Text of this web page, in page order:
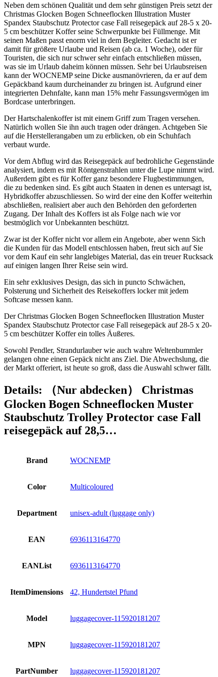
Neben dem schönen Qualität und dem sehr günstigen Preis setzt der
Christmas Glocken Bogen Schneeflocken Illustration Muster
Spandex Staubschutz Protector case Fall reisegepäck auf 28-5 x 20-
5 cm beschützer Koffer seine Schwerpunkte bei Füllmenge. Mit
seinen Maßen passt enorm viel in dem Begleiter. Gedacht ist er
damit für größere Urlaube und Reisen (ab ca. 1 Woche), oder für
Touristen, die sich nur schwer sehr einfach entschließen müssen,
was sie im Urlaub daheim können müssen. Sehr bei Urlaubsreisen
kann der WOCNEMP seine Dicke ausmanövrieren, da er auf dem
Gepäckband kaum durcheinander zu bringen ist. Aufgrund einer
integrierten Dehnfalte, kann man 15% mehr Fassungsvermögen im
Bordcase unterbringen.
Der Hartschalenkoffer ist mit einem Griff zum Tragen versehen.
Natürlich wollen Sie ihn auch tragen oder drängen. Achtgeben Sie
auf die Herstellerangaben um zu erblicken, ob ein Schuhfach
verbaut wurde.
Vor dem Abflug wird das Reisegepäck auf bedrohliche Gegenstände
analysiert, indem es mit Röntgenstrahlen unter die Lupe nimmt wird.
Außerdem gibt es für Koffer ganz besondere Flugbestimmungen,
die zu bedenken sind. Es gibt auch Staaten in denen es untersagt ist,
Hybridkoffer abzuschliessen. So wird der eine den Koffer weiterhin
abschließen, realisiert aber auch den Behörden den geforderten
Zugang. Der Inhalt des Koffers ist als Folge nach wie vor
bestmöglich vor Unbekannten beschützt.
Zwar ist der Koffer nicht vor allem ein Angebote, aber wenn Sich
die Kunden für das Modell entschlossen haben, freut sich auf Sie
vor dem Kauf ein sehr langlebiges Material, das ein treuer Rucksack
auf einigen langen Ihrer Reise sein wird.
Ein sehr exklusives Design, das sich in puncto Schwächen,
Polsterung und Sicherheit des Reisekoffers locker mit jedem
Softcase messen kann.
Der Christmas Glocken Bogen Schneeflocken Illustration Muster
Spandex Staubschutz Protector case Fall reisegepäck auf 28-5 x 20-
5 cm beschützer Koffer ein tolles Äußeres.
Sowohl Pendler, Strandurlauber wie auch wahre Weltenbummler
gelangen ohne einen Gepäck nicht ans Ziel. Die Abwechslung, die
der Markt offeriert, ist heute so groß, dass die Auswahl schwer fällt.
Details:
（Nur abdecken） Christmas
Glocken Bogen Schneeflocken Muster
Staubschutz Trolley Protector case Fall
reisegepäck auf 28,5…
Brand WOCNEMP
Color Multicoloured
Department unisex-adult (luggage only)
EAN 6936113164770
EANList 6936113164770
ItemDimensions 42, Hundertstel Pfund
Model luggagecover-115920181207
MPN luggagecover-115920181207
PartNumber luggagecover-115920181207